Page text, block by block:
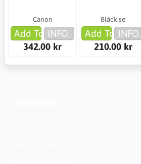
Canon
Add To Cart
INFO.
342.00 kr
Bläck.se
Add To Cart
INFO.
210.00 kr